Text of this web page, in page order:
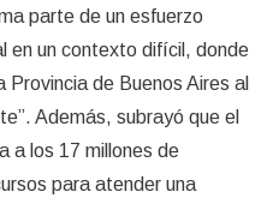
parte de un esfuerzo
en un contexto difícil, donde
Provincia de Buenos Aires al
Además, subrayó que el
a los 17 millones de
para atender una